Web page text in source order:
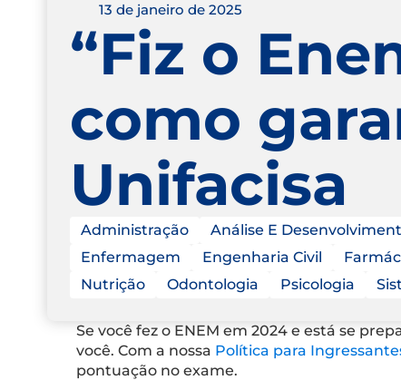
13 de janeiro de 2025
“Fiz o
como
Unifacisa
Administração Análise E
Enfermagem
Engenharia Civil
Nutrição
Odontologia Psicologia
Se você fez o ENEM em 2024 e está se
você. Com a nossa Política para
pontuação no exame.